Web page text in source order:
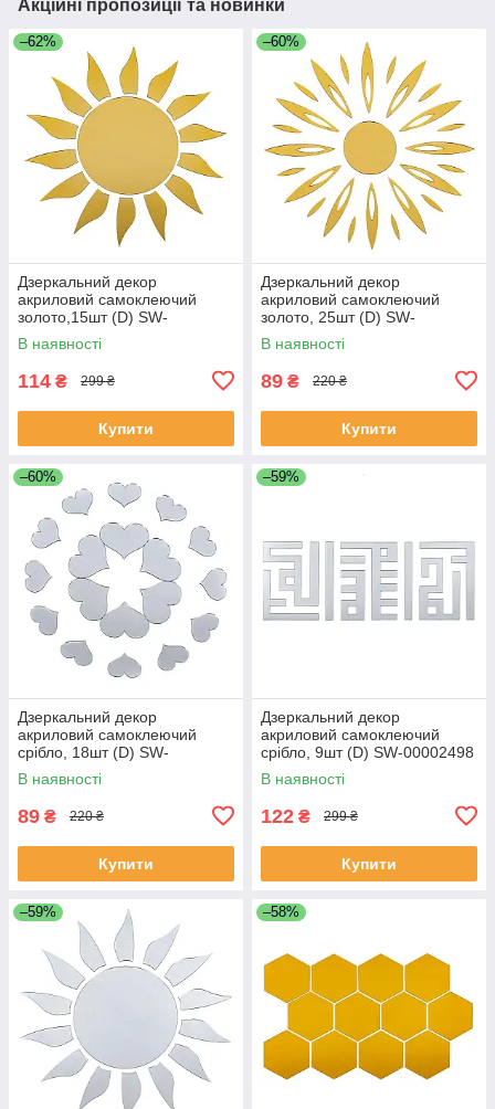
Акційні пропозиції та новинки
–62%
Дзеркальний декор
акриловий самоклеючий
золото,15шт (D) SW-
00002502
В наявності
114 ₴ 299 ₴
Купити
–60%
Дзеркальний декор
акриловий самоклеючий
золото, 25шт (D) SW-
00002522
В наявності
89 ₴ 220 ₴
Купити
–60%
Дзеркальний декор
акриловий самоклеючий
срібло, 18шт (D) SW-
00002524
В наявності
89 ₴ 220 ₴
Купити
–59%
Дзеркальний декор
акриловий самоклеючий
срібло, 9шт (D) SW-00002498
В наявності
122 ₴ 299 ₴
Купити
–59% –58%